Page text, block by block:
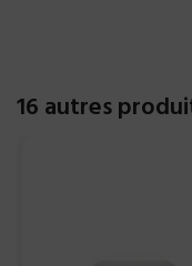
16 autres